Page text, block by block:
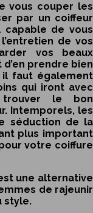
vous couper les
par un coiffeur
de vous
de vos
vos beaux
prendre bien
il faut également
qui iront avec
trouver le bon
Intemporels, les
séduction de la
plus important
votre coiffure
une alternative
de rajeunir
style.